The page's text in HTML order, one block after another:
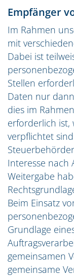
Empfänger
Im Rahmen
mit
Dabei ist
Stellen
Daten nur
dies im
erforderlich ist,
verpflichtet
Interesse nach
Weitergabe
Beim Einsatz
Grundlage
gemeinsamen
gemeinsame